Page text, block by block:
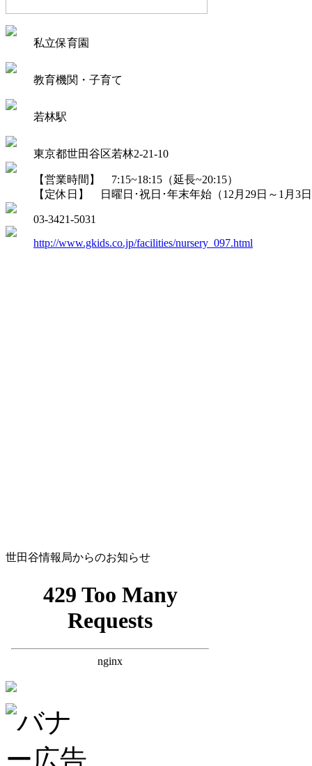
私立保育園
教育機関・子育て
若林駅
東京都世田谷区若林2-21-10
【営業時間】 7:15~18:15（延長~20:15）
【定休日】 日曜日･祝日･年末年始（12月29日～1月3
03-3421-5031
http://www.gkids.co.jp/facilities/nursery_097.html
世田谷情報局からのお知らせ